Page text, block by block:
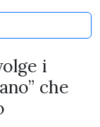
i
che